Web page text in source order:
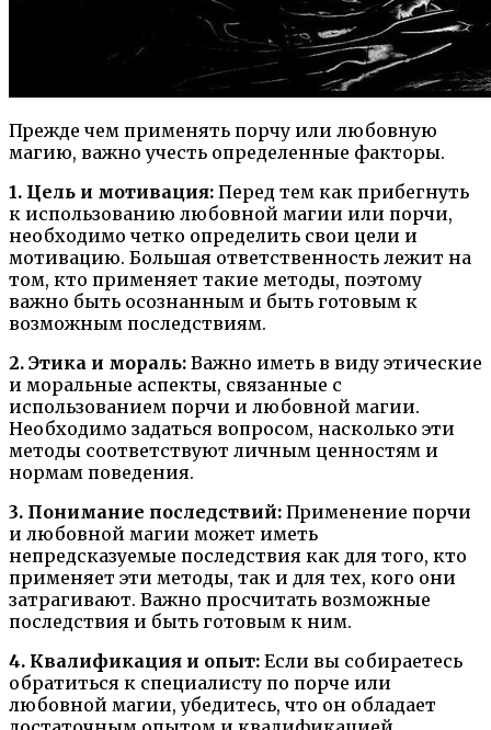
Прежде чем применять порчу или любовную
магию, важно учесть определенные факторы.
1. Цель и мотивация: Перед тем как прибегнуть
к использованию любовной магии или порчи,
необходимо четко определить свои цели и
мотивацию. Большая ответственность лежит на
том, кто применяет такие методы, поэтому
важно быть осознанным и быть готовым к
возможным последствиям.
2. Этика и мораль: Важно иметь в виду этические
и моральные аспекты, связанные с
использованием порчи и любовной магии.
Необходимо задаться вопросом, насколько эти
методы соответствуют личным ценностям и
нормам поведения.
3. Понимание последствий: Применение порчи
и любовной магии может иметь
непредсказуемые последствия как для того, кто
применяет эти методы, так и для тех, кого они
затрагивают. Важно просчитать возможные
последствия и быть готовым к ним.
4. Квалификация и опыт: Если вы собираетесь
обратиться к специалисту по порче или
любовной магии, убедитесь, что он обладает